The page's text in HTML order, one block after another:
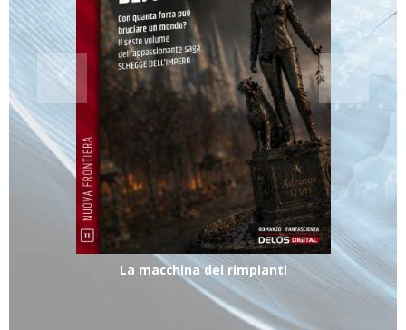
La macchina dei rimpianti